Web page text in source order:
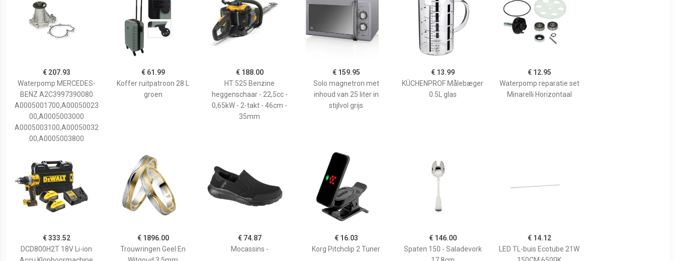
€ 207.93
Waterpomp MERCEDES-
BENZ A2C3997390080
A0005001700,A00050023
00,A0005003000
A0005003100,A00050032
00,A0005003800
€ 61.99
Koffer ruitpatroon 28 L
groen
€ 188.00
HT 525 Benzine
heggenschaar - 22,5cc -
0,65kW - 2-takt - 46cm -
35mm
€ 159.95
Solo magnetron met
inhoud van 25 liter in
stijlvol grijs
€ 13.99
KÜCHENPROF Målebæger
0.5L glas
€ 12.95
Waterpomp reparatie set
Minarelli Horizontaal
€ 333.52
DCD800H2T 18V Li-ion
€ 1896.00
Trouwringen Geel En
€ 74.87
Mocassins -
€ 16.03
Korg Pitchclip 2 Tuner
€ 146.00
Spaten 150 - Saladevork
€ 14.12
LED TL-buis Ecotube 21W